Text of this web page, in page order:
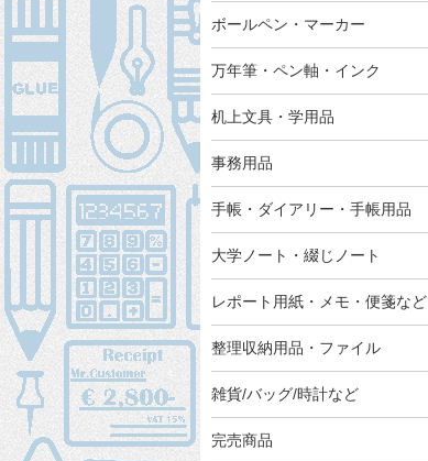
ボールペン・マーカー
万年筆・ペン軸・インク
机上文具・学用品
事務用品
手帳・ダイアリー・手帳用品
大学ノート・綴じノート
レポート用紙・メモ・便箋など
整理収納用品・ファイル
雑貨/バッグ/時計など
完売商品